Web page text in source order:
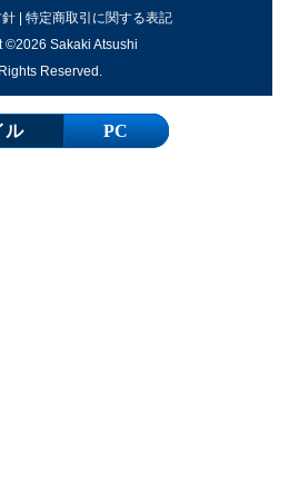
| 特定商取引に関する表記
©2026 Sakaki Atsushi
Reserved.
ル PC